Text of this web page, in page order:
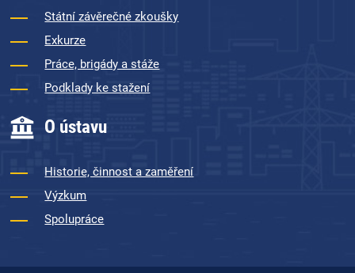
Státní závěrečné zkoušky
Exkurze
Práce, brigády a stáže
Podklady ke stažení
O ústavu
Historie, činnost a zaměření
Výzkum
Spolupráce